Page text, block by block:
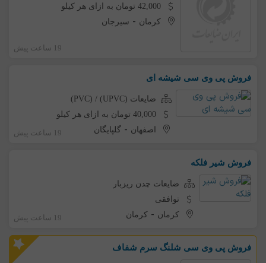
42,000 تومان به ازای هر کیلو
کرمان - سیرجان
19 ساعت پیش
فروش پی وی سی شیشه ای
ضایعات (UPVC) / (PVC)
40,000 تومان به ازای هر کیلو
اصفهان - گلپایگان 19 ساعت پیش
فروش شیر فلکه
ضایعات چدن ریزبار
توافقی
کرمان - کرمان 19 ساعت پیش
فروش پی وی سی شلنگ سرم شفاف